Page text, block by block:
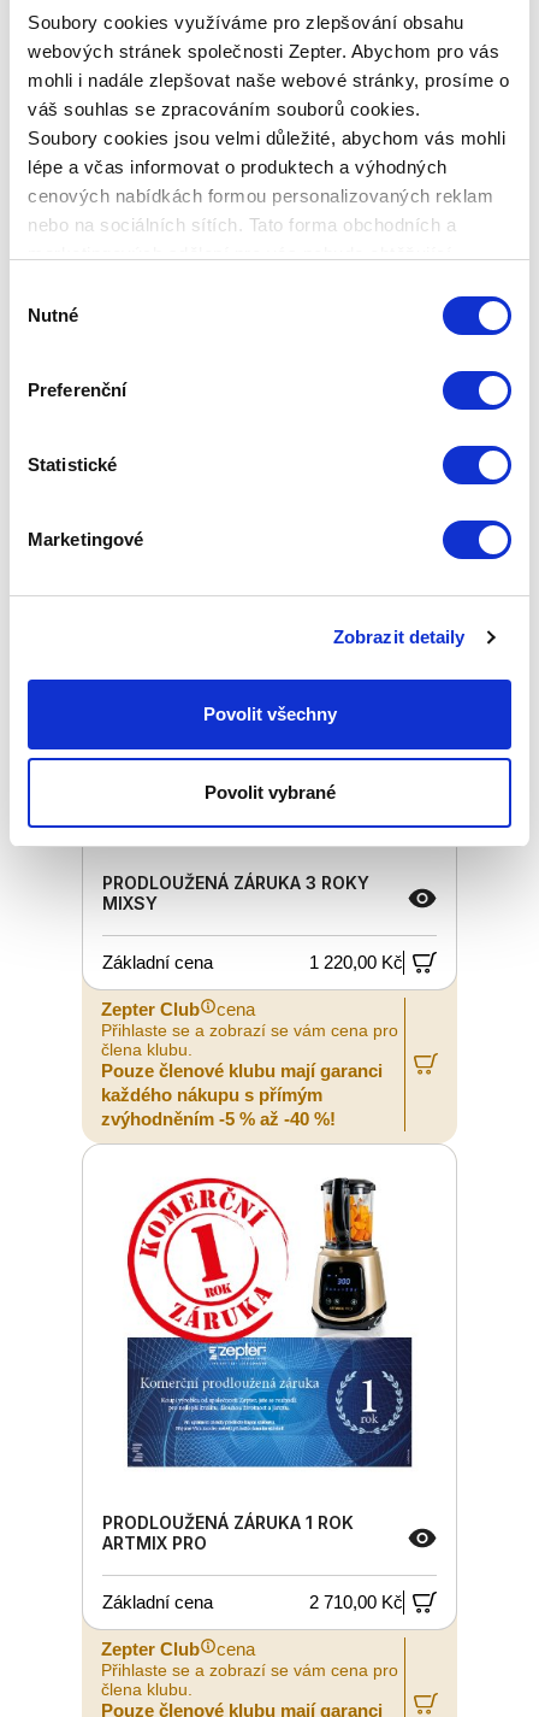
Soubory cookies využíváme pro zlepšování obsahu
webových stránek společnosti Zepter. Abychom pro vás
mohli i nadále zlepšovat naše webové stránky, prosíme o
váš souhlas se zpracováním souborů cookies.
Soubory cookies jsou velmi důležité, abychom vás mohli
lépe a včas informovat o produktech a výhodných
cenových nabídkách formou personalizovaných reklam
nebo na sociálních sítích. Tato forma obchodních a
souhlasu
Nutné
Preferenční
Statistické
Marketingové
Zobrazit detaily
Povolit všechny
Povolit vybrané
MIXSY
Přihlaste se a zobrazí se vám cena pro
každého nákupu s přímým
PRODLOUŽENÁ ZÁRUKA 3 ROKY
MIXSY
Základní cena 1 220,00 Kč
Zepter Club cena
Přihlaste se a zobrazí se vám cena pro
člena klubu.
Pouze členové klubu mají garanci
každého nákupu s přímým
zvýhodněním -5 % až -40 %!
PRODLOUŽENÁ ZÁRUKA 1 ROK
ARTMIX PRO
Základní cena 2 710,00 Kč
Zepter Club cena
Přihlaste se a zobrazí se vám cena pro
člena klubu.
Pouze členové klubu mají garanci